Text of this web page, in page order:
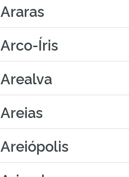
Araras
Arco-Íris
Arealva
Areias
Areiópolis